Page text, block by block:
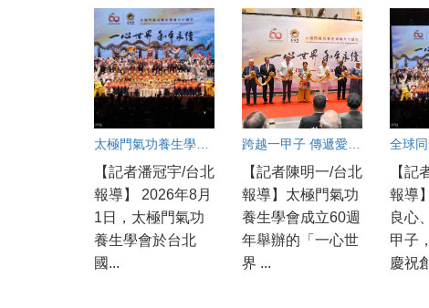
【記者潘冠宇/台北
報導】 2026年8月
1日，太極門氣功
養生學會於台北
國...
【記者陳明一/台北
報導】太極門氣功
養生學會成立60週
年舉辦的「一心世
界 ...
【記
報導
良心
甲子
慶祝